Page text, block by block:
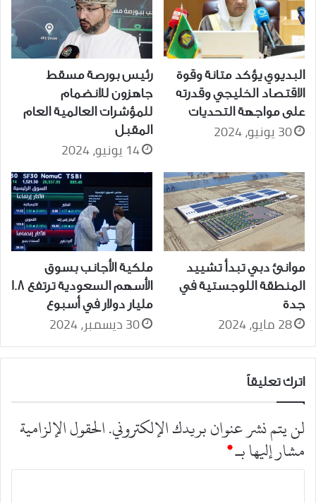
البديوي يؤكد متانة وقوة
الاقتصاد الخليجي وقدرته
على مواجهة التحديات
30 يونيو، 2024
رئيس بورصة مسقط
جاهزون للانضمام
للمؤشرات العالمية العام
المقبل
14 يونيو، 2024
موانئ دبي تبدأ تشييد
المنطقة اللوجستية في
جدة
28 مايو، 2024
ملكية الأجانب بسوق
الأسهم السعودية ترتفع 1.8
مليار دولار في أسبوع
30 ديسمبر، 2024
اترك تعليقاً
لن يتم نشر عنوان بريدك الإلكتروني.الحقول الإلزامية
مشار إليها بـ*
ا